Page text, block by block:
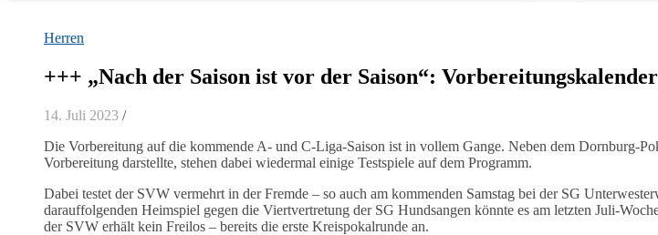
Herren
+++ „Nach der Saison ist vor der Saison“:
14. Juli 2023 /
Die Vorbereitung auf die kommende A- und C-Liga-Saison ist in vollem Gange. Neben dem Dornburg-
Vorbereitung darstellte, stehen dabei wiedermal einige Testspiele auf dem Programm.
Dabei testet der SVW vermehrt in der Fremde – so auch am kommenden Samstag bei der SG
darauffolgenden Heimspiel gegen die Viertvertretung der SG Hundsangen könnte es am letzten Juli-
der SVW erhält kein Freilos – bereits die erste Kreispokalrunde an.